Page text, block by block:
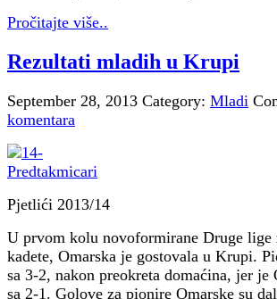
Pročitajte više..
Rezultati mladih u Krupi
September 28, 2013 Category: Mladi
komentara
Pjetlići 2013/14
U prvom kolu novoformirane Druge lige
kadete, Omarska je gostovala u Krupi.
sa 3-2, nakon preokreta domaćina, jer je
sa 2-1. Golove za pionire Omarske su